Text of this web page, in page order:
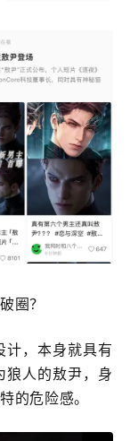
圈？
计，本身就具有
狼人的敖尹，身
的危险感。